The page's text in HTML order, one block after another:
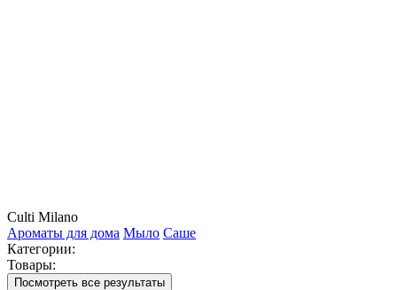
Culti Milano
Ароматы для дома Мыло Саше
Категории:
Товары:
Посмотреть все результаты